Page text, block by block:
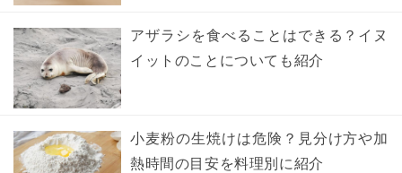
アザラシを食べることはできる？イヌ
イットのことについても紹介
小麦粉の生焼けは危険？見分け方や加
熱時間の目安を料理別に紹介